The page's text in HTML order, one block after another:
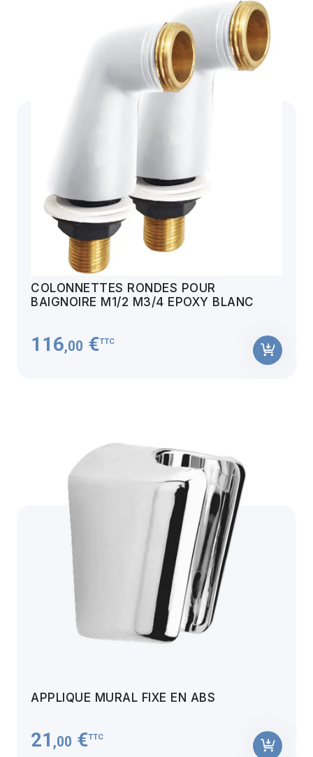
COLONNETTES RONDES POUR
BAIGNOIRE M1/2 M3/4 EPOXY BLANC
116,00 €TTC
APPLIQUE MURAL FIXE EN ABS
21 ,00 €TTC